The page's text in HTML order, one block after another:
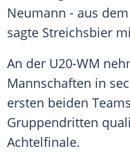
Neumann - aus
sagte Streichsbier
An der U20-WM
Mannschaften in
ersten beiden
Gruppendritten
Achtelfinale.